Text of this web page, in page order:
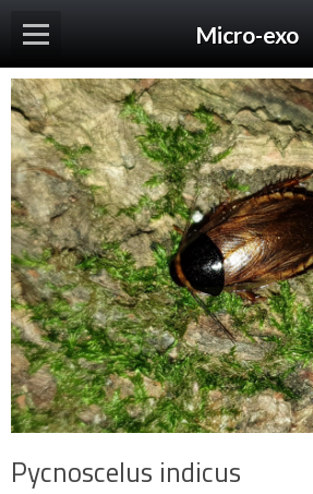
Micro-exo
Panier
Votre compte
Accueil
Boutique
Pycnoscelus indicus